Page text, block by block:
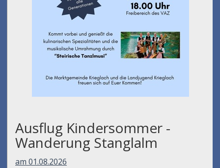
Ausflug Kindersommer -
Wanderung Stanglalm
am 01.08.2026